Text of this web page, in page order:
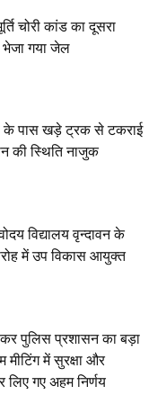
के साथ बोलेरो ज़ब्त, दो
दुकानों का एसडीपीओ और
2026
की भाई की हत्या, शव
2026
के, मीडिया संवाद में
चोरी कांड का दूसरा
भेजा गया जेल
के पास खड़े ट्रक से टकराई
की स्थिति नाजुक
विद्यालय वृन्दावन के
में उप विकास आयुक्त
पुलिस प्रशासन का बड़ा
मीटिंग में सुरक्षा और
लिए गए अहम निर्णय